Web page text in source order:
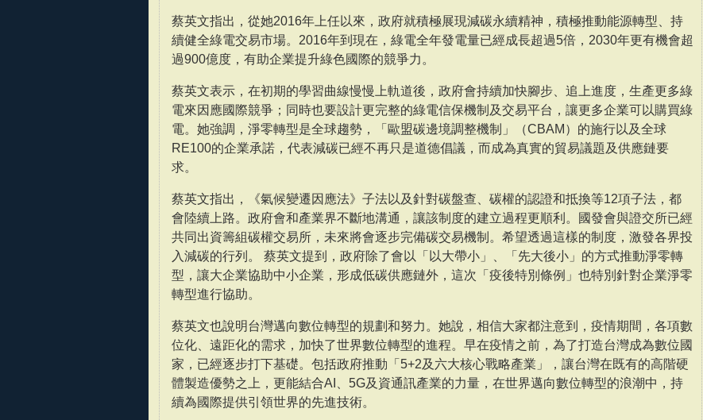
蔡英文指出，從她2016年上任以來，政府就積極展現減碳永續精神，積極推動能源轉型、持
續健全綠電交易市場。2016年到現在，綠電全年發電量已經成長超過5倍，2030年更有機會超
過900億度，有助企業提升綠色國際的競爭力。
蔡英文表示，在初期的學習曲線慢慢上軌道後，政府會持續加快腳步、追上進度，生產更多綠
電來因應國際競爭；同時也要設計更完整的綠電信保機制及交易平台，讓更多企業可以購買綠
電。她強調，淨零轉型是全球趨勢，「歐盟碳邊境調整機制」（CBAM）的施行以及全球
RE100的企業承諾，代表減碳已經不再只是道德倡議，而成為真實的貿易議題及供應鏈要
求。
蔡英文指出，《氣候變遷因應法》子法以及針對碳盤查、碳權的認證和抵換等12項子法，都
會陸續上路。政府會和產業界不斷地溝通，讓該制度的建立過程更順利。國發會與證交所已經
共同出資籌組碳權交易所，未來將會逐步完備碳交易機制。希望透過這樣的制度，激發各界投
入減碳的行列。 蔡英文提到，政府除了會以「以大帶小」、「先大後小」的方式推動淨零轉
型，讓大企業協助中小企業，形成低碳供應鏈外，這次「疫後特別條例」也特別針對企業淨零
轉型進行協助。
蔡英文也說明台灣邁向數位轉型的規劃和努力。她說，相信大家都注意到，疫情期間，各項數
位化、遠距化的需求，加快了世界數位轉型的進程。早在疫情之前，為了打造台灣成為數位國
家，已經逐步打下基礎。包括政府推動「5+2及六大核心戰略產業」，讓台灣在既有的高階硬
體製造優勢之上，更能結合AI、5G及資通訊產業的力量，在世界邁向數位轉型的浪潮中，持
續為國際提供引領世界的先進技術。